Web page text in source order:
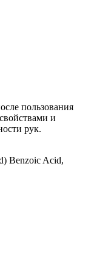
пользования
и
рук.
Benzoic Acid,